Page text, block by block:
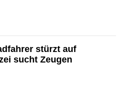
stürzt auf
sucht Zeugen